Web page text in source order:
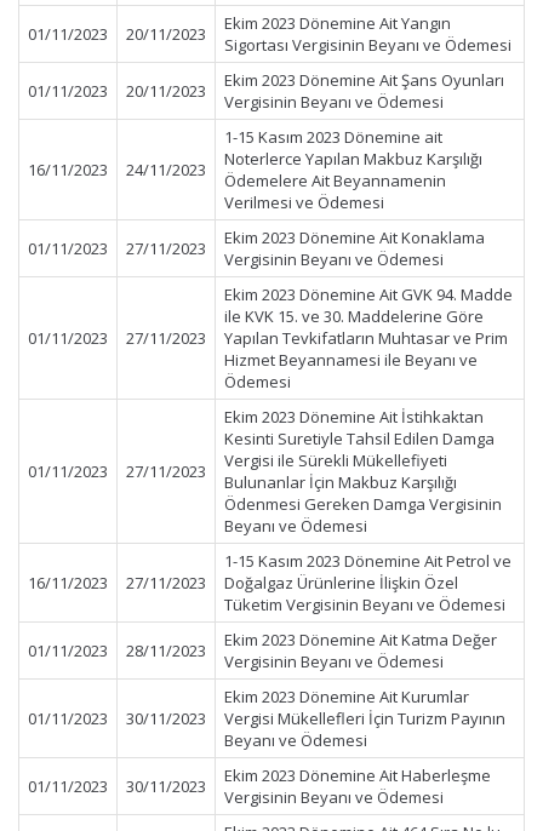
01/11/2023 20/11/2023
Ekim 2023 Dönemine Ait Yangın
Sigortası Vergisinin Beyanı ve Ödemesi
01/11/2023 20/11/2023
Ekim 2023 Dönemine Ait Şans Oyunları
Vergisinin Beyanı ve Ödemesi
16/11/2023 24/11/2023
1-15 Kasım 2023 Dönemine ait
Noterlerce Yapılan Makbuz Karşılığı
Ödemelere Ait Beyannamenin
Verilmesi ve Ödemesi
01/11/2023 27/11/2023
Ekim 2023 Dönemine Ait Konaklama
Vergisinin Beyanı ve Ödemesi
01/11/2023 27/11/2023
Ekim 2023 Dönemine Ait GVK 94. Madde
ile KVK 15. ve 30. Maddelerine Göre
Yapılan Tevkifatların Muhtasar ve Prim
Hizmet Beyannamesi ile Beyanı ve
Ödemesi
01/11/2023 27/11/2023
Ekim 2023 Dönemine Ait İstihkaktan
Kesinti Suretiyle Tahsil Edilen Damga
Vergisi ile Sürekli Mükellefiyeti
Bulunanlar İçin Makbuz Karşılığı
Ödenmesi Gereken Damga Vergisinin
Beyanı ve Ödemesi
16/11/2023 27/11/2023
1-15 Kasım 2023 Dönemine Ait Petrol ve
Doğalgaz Ürünlerine İlişkin Özel
Tüketim Vergisinin Beyanı ve Ödemesi
01/11/2023 28/11/2023
Ekim 2023 Dönemine Ait Katma Değer
Vergisinin Beyanı ve Ödemesi
01/11/2023 30/11/2023
Ekim 2023 Dönemine Ait Kurumlar
Vergisi Mükellefleri İçin Turizm Payının
Beyanı ve Ödemesi
01/11/2023 30/11/2023
Ekim 2023 Dönemine Ait Haberleşme
Vergisinin Beyanı ve Ödemesi